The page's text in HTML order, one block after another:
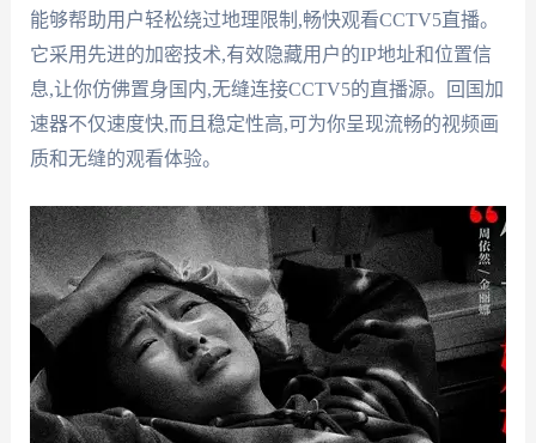
能够帮助用户轻松绕过地理限制,畅快观看CCTV5直播。
它采用先进的加密技术,有效隐藏用户的IP地址和位置信
息,让你仿佛置身国内,无缝连接CCTV5的直播源。回国加
速器不仅速度快,而且稳定性高,可为你呈现流畅的视频画
质和无缝的观看体验。